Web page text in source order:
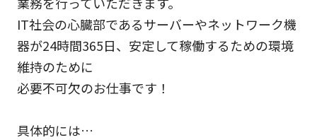
IT社会の心臓部であるサーバーやネットワーク機
器が24時間365日、安定して稼働するための環境
維持のために
必要不可欠のお仕事です！
具体的には…